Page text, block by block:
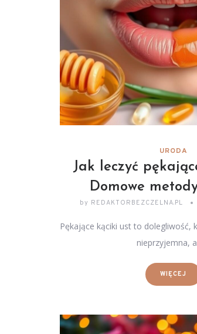
URODA
Jak leczyć
Domowe
by REDAKTORBEZCZELNA.PL
Pękające kąciki ust to dolegliwość,
nieprzyjemna,
WIĘCEJ